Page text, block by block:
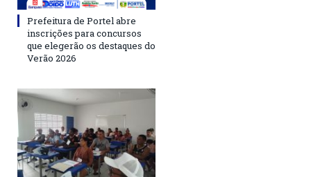
Prefeitura de Portel abre
inscrições para concursos
que elegerão os destaques do
Verão 2026